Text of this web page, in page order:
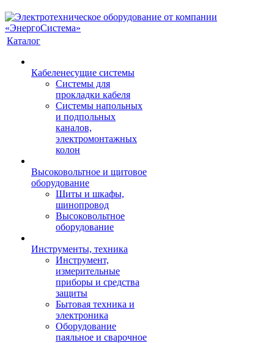
Каталог
Кабеленесущие системы
Системы для
прокладки кабеля
Системы напольных
и подпольных
каналов,
электромонтажных
колон
Высоковольтное и щитовое
оборудование
Щиты и шкафы,
шинопровод
Высоковольтное
оборудование
Инструменты, техника
Инструмент,
измерительные
приборы и средства
защиты
Бытовая техника и
электроника
Оборудование
паяльное и сварочное